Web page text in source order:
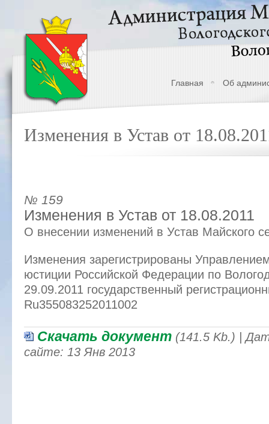
Главная Об
Изменения в Устав от
№ 159
Изменения в Устав от 18.08.2011
О внесении изменений в Устав Майского
Изменения зарегистрированы
юстиции Российской Федерации по
29.09.2011 государственный
Ru355083252011002
Скачать документ (141.5 Kb.) |
сайте: 13 Янв 2013